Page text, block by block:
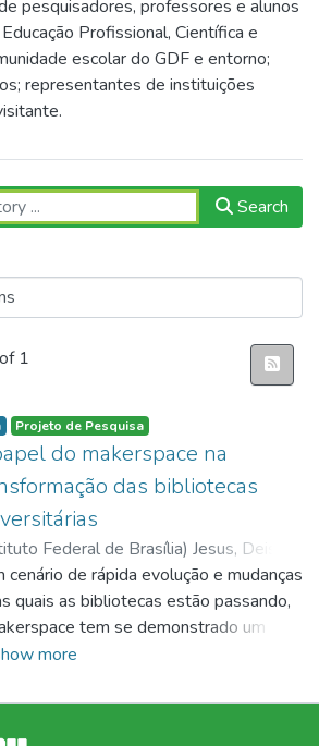
pesquisadores, professores e alunos
Profissional, Científica e
escolar do GDF e entorno;
representantes de instituições
Search
1
Projeto de Pesquisa
do makerspace na
das bibliotecas
Federal de Brasília) Jesus, Deise
de
cenário de rápida evolução e mudanças
quais as bibliotecas estão passando,
tem se demonstrado um
de muito potencial, uma vez que na
correlacionado com as
A pesquisa tem como objetivo
more